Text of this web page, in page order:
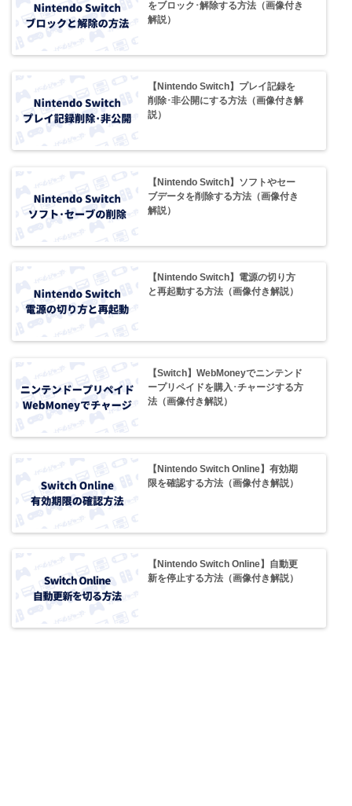
をブロック･解除する方法（画像付き
解説）
【Nintendo Switch】プレイ記録を
削除･非公開にする方法（画像付き解
説）
【Nintendo Switch】ソフトやセー
ブデータを削除する方法（画像付き
解説）
【Nintendo Switch】電源の切り方
と再起動する方法（画像付き解説）
【Switch】WebMoneyでニンテンド
ープリペイドを購入･チャージする方
法（画像付き解説）
【Nintendo Switch Online】有効期
限を確認する方法（画像付き解説）
【Nintendo Switch Online】自動更
新を停止する方法（画像付き解説）